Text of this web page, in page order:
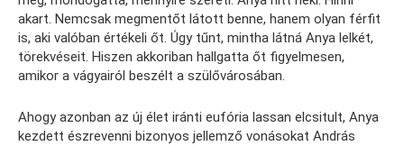
akart. Nemcsak megmentőt látott benne, hanem olyan férfit
is, aki valóban értékeli őt. Úgy tűnt, mintha látná Anya lelkét,
törekvéseit. Hiszen akkoriban hallgatta őt figyelmesen,
amikor a vágyairól beszélt a szülővárosában.
Ahogy azonban az új élet iránti eufória lassan elcsitult, Anya
kezdett észrevenni bizonyos jellemző vonásokat András